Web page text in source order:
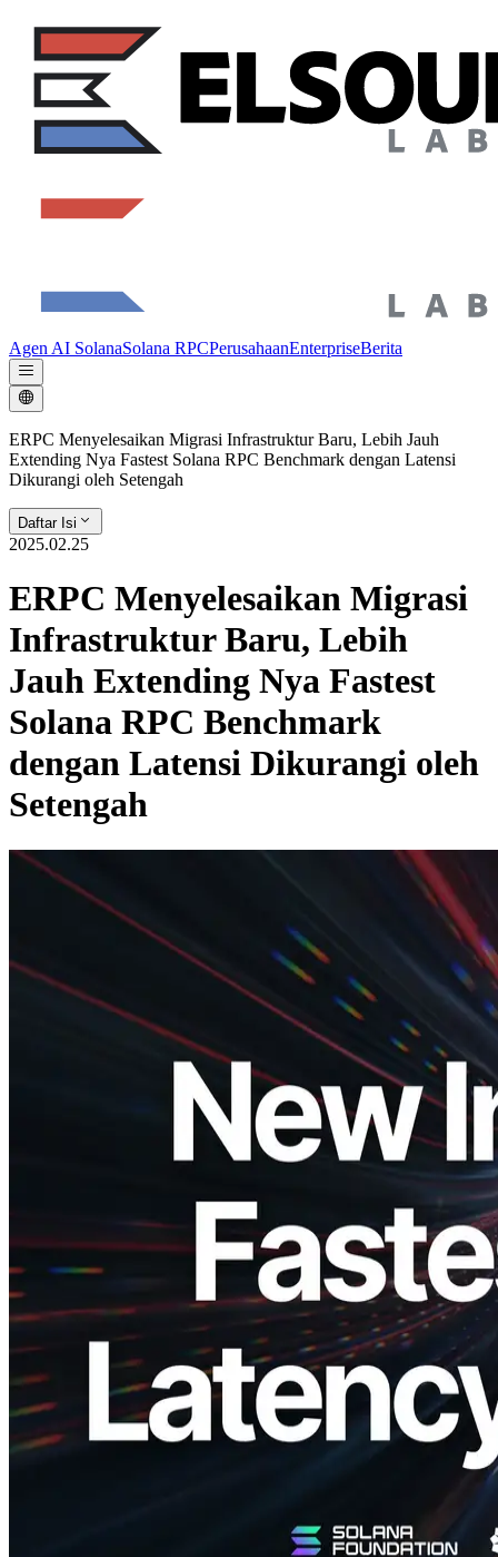
Agen AI SolanaSolana RPCPerusahaanEnterpriseBerita
ERPC Menyelesaikan Migrasi Infrastruktur Baru, Lebih Jauh
Extending Nya Fastest Solana RPC Benchmark dengan Latensi
Dikurangi oleh Setengah
Daftar Isi
2025.02.25
ERPC Menyelesaikan Migrasi
Infrastruktur Baru, Lebih
Jauh Extending Nya Fastest
Solana RPC Benchmark
dengan Latensi Dikurangi oleh
Setengah
ELSOUL LABO B.V. (Markas: Amsterdam, Belanda; CEO:
Fumitake Kawasaki) senang untuk mengumumkan bahwa
perusahaan global Solana-fokus RPC layanan, * *ERPC (Enhanced
infrastruktur utama, menghasilkan * * penurunan signifikan dalam
latensi * *. Dengan bermigrasi ke arsitektur baru yang
memungkinkan berbagai node untuk beroperasi dalam cara yang
lebih efisien, terkoordinasi, ERPC telah berevolusi menjadi platform
yang kuat mampu menangani peningkatan cepat dalam jumlah
pengguna dan lalu lintas sambil mempertahankan kinerja stabil.
Latar belakang dan Dampak dari Migrasi
Infrastruktur Baru